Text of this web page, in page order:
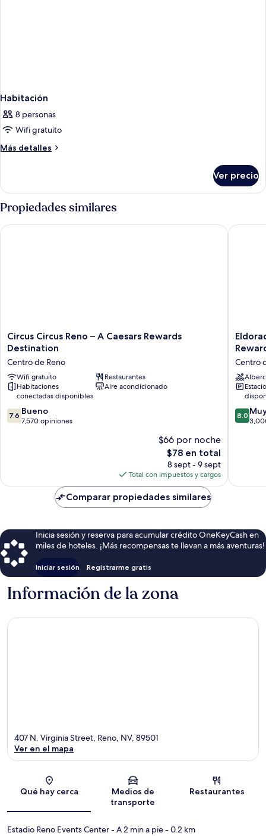
Habitación
8 personas
Wifi gratuito
Más detalles
Más
Ver precio
Propiedades similares
Circus
Circus
–
A
Caesars
Rewards
Destination
Centro
Circus Circus Reno – A Caesars Rewards
Destination
Centro de Reno
Wifi gratuito
Restaurantes
Habitaciones
conectadas disponibles
Aire acondicionado
7.6
de
7.6 Bueno
7,570 opiniones
$66 por noche
El
precio
actual
es
de
$78
$78 en total
8 sept - 9 sept
Total con impuestos y cargos
Circus Circus Reno – A Caesars Rewards Destination
Reno
&
Casino
-
Caesars
Rewards
Centro
8.0
de
8.0
Comparar propiedades similares
Inicia sesión y reserva para acumular crédito OneKeyCash en
miles de hoteles. ¡Más recompensas te llevan a más aventuras!
Iniciar sesión Registrarme gratis
Información de la zona
Sección del mapa
407 N. Virginia Street, Reno, NV, 89501
Ver en el mapa
Qué hay cerca
Medios de
transporte
Restaurantes
Estadio Reno Events Center- A 2 min a pie- 0.2 km